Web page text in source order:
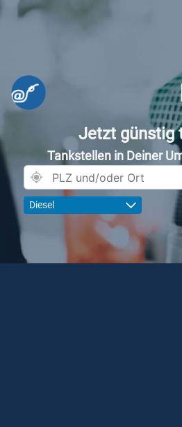
Jetzt günstig
Tankstellen in Deiner
Diesel